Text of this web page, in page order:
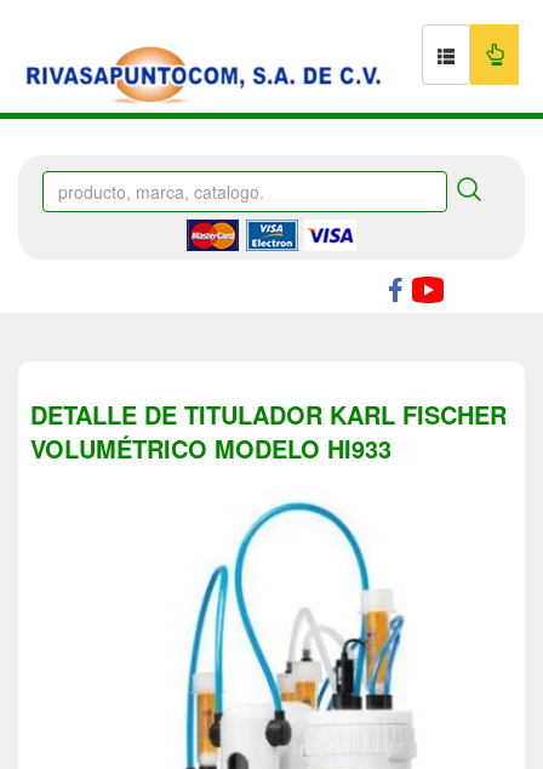
DETALLE DE TITULADOR KARL FISCHER
VOLUMÉTRICO MODELO HI933